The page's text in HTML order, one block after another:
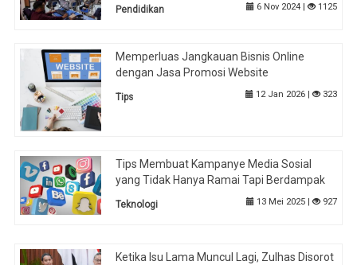
Pendidikan 6 Nov 2024 | 1125
Memperluas Jangkauan Bisnis Online
dengan Jasa Promosi Website
Tips 12 Jan 2026 | 323
Tips Membuat Kampanye Media Sosial
yang Tidak Hanya Ramai Tapi Berdampak
Teknologi 13 Mei 2025 | 927
Ketika Isu Lama Muncul Lagi, Zulhas Disorot